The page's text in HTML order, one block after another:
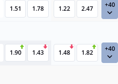
1.51 1.78 1.22 2.47 +40
1.90 1.43 1.48 1.82 +40